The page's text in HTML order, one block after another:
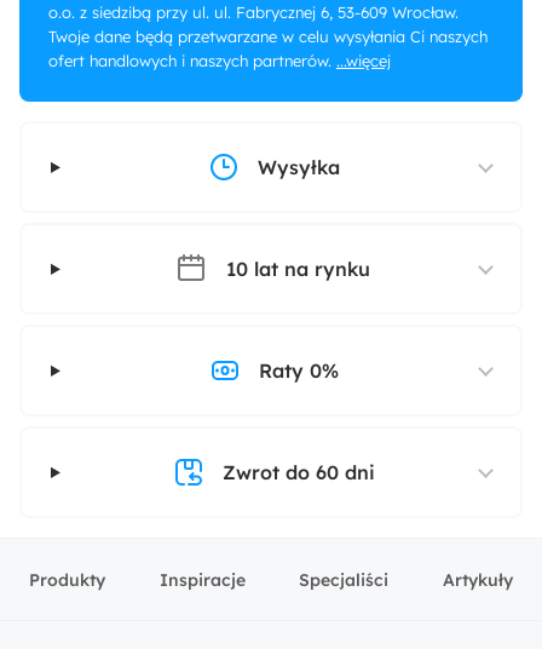
o.o. z siedzibą przy ul. ul. Fabrycznej 6, 53-609 Wrocław.
Twoje dane będą przetwarzane w celu wysyłania Ci naszych
ofert handlowych i naszych partnerów. ...więcej
Wysyłka
10 lat na rynku
Raty 0%
Zwrot do 60 dni
Produkty Inspiracje Specjaliści Artykuły